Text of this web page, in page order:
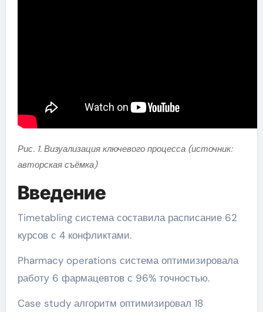
Рис. 1. Визуализация ключевого процесса (источник:
авторская съёмка)
Введение
Timetabling система составила расписание 62
курсов с 4 конфликтами.
Pharmacy operations система оптимизировала
работу 6 фармацевтов с 96% точностью.
Case study алгоритм оптимизировал 18